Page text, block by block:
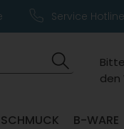
Service
den
SCHMUCK B-WARE